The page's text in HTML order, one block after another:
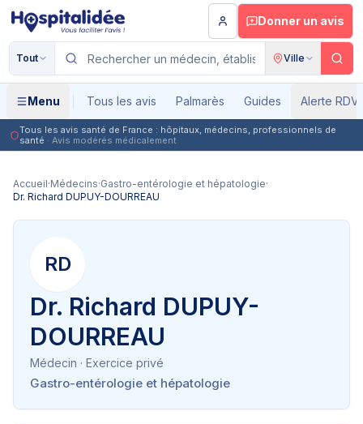
Aller au contenu principal
Donner un avis
Tout Ville
Menu Tous les avis Palmarès Guides Alerte RDV
Tous les avis santé de France : hôpitaux, médecins, professionnels de
santé · Avis modérés médicalement
Accueil·Médecins·Gastro-entérologie et hépatologie·
Dr. Richard DUPUY-DOURREAU
RD
Dr. Richard DUPUY-
DOURREAU
Médecin · Exercice privé
Gastro-entérologie et hépatologie